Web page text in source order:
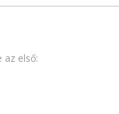
az első: